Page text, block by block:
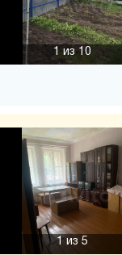
1 из 10
1из 5